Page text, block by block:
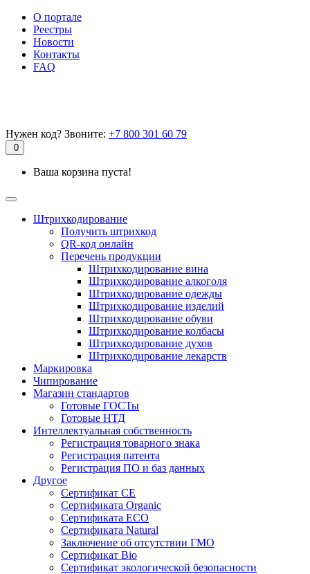
О портале
Реестры
Новости
Контакты
FAQ
Нужен код? Звоните: +7 800 301 60 79
0
Ваша корзина пуста!
Штрихкодирование
Получить штрихкод
QR-код онлайн
Перечень продукции
Штрихкодирование вина
Штрихкодирование алкоголя
Штрихкодирование одежды
Штрихкодирование изделий
Штрихкодирование обуви
Штрихкодирование колбасы
Штрихкодирование духов
Штрихкодирование лекарств
Маркировка
Чипирование
Магазин стандартов
Готовые ГОСТы
Готовые НТД
Интеллектуальная собственность
Регистрация товарного знака
Регистрация патента
Регистрация ПО и баз данных
Другое
Сертификат СЕ
Сертификата Organic
Сертификата ECO
Сертификата Natural
Заключение об отсутствии ГМО
Сертификат Bio
Сертификат экологической безопасности